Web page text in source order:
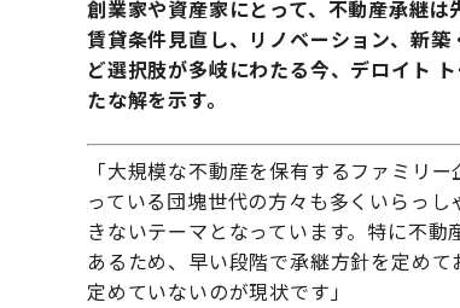
創業家や資産家にとって、不動産承継
賃貸条件見直し、リノベーション、新
ど選択肢が多岐にわたる今、デロイト
たな解を示す。
「大規模な不動産を保有するファミリ
っている団塊世代の方々も多くいらっ
きないテーマとなっています。特に不
あるため、早い段階で承継方針を定め
定めていないのが現状です」